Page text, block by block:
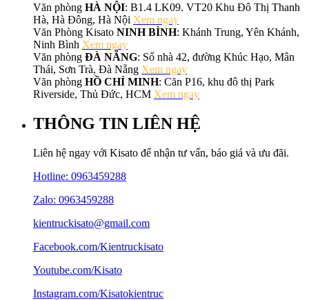
Văn phòng HÀ NỘI: B1.4 LK09. VT20 Khu Đô Thị Thanh
Hà, Hà Đông, Hà Nội Xem ngay
Văn Phòng Kisato NINH BÌNH: Khánh Trung, Yên Khánh,
Ninh Bình Xem ngay
Văn phòng ĐÀ NẴNG: Số nhà 42, đường Khúc Hạo, Mân
Thái, Sơn Trà, Đà Nẵng Xem ngay
Văn phòng HỒ CHÍ MINH: Căn P16, khu đô thị Park
Riverside, Thủ Đức, HCM Xem ngay
THÔNG TIN LIÊN HỆ
Liên hệ ngay với Kisato để nhận tư vấn, báo giá và ưu đãi.
Hotline: 0963459288
Zalo: 0963459288
kientruckisato@gmail.com
Facebook.com/Kientruckisato
Youtube.com/Kisato
Instagram.com/Kisatokientruc